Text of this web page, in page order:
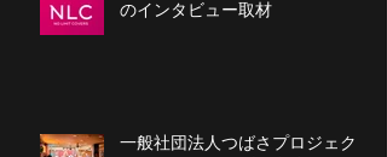
のインタビュー取材
一般社団法人つばさプロジェクト